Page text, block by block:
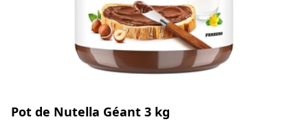
Pot de Nutella Géant 3 kg